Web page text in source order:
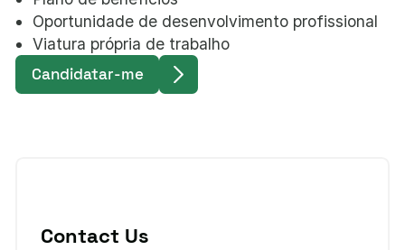
Oportunidade de desenvolvimento profissional
Viatura própria de trabalho
Candidatar-me
Contact Us